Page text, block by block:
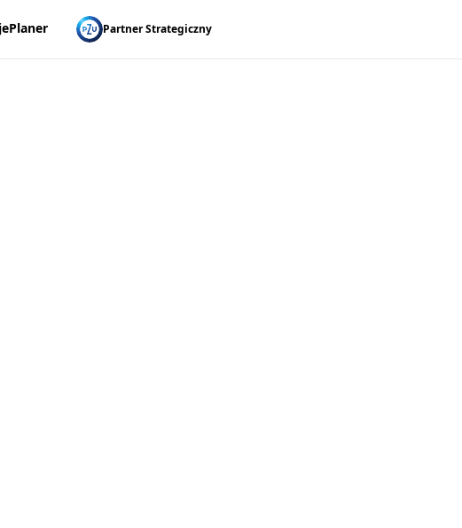
Planer Partner Strategiczny